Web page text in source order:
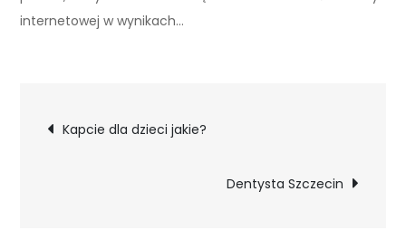
internetowej w wynikach…
Nawigacja
Kapcie dla dzieci jakie?
Dentysta Szczecin